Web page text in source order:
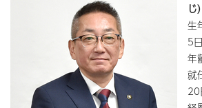
じ）
生
5日
年
就
20